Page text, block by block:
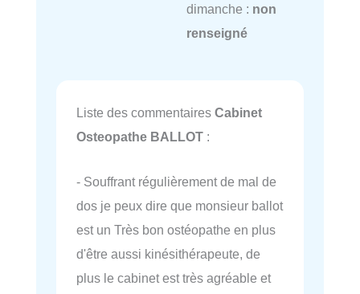
dimanche : non
renseigné
Liste des commentaires Cabinet
Osteopathe BALLOT :
- Souffrant régulièrement de mal de
dos je peux dire que monsieur ballot
est un Très bon ostéopathe en plus
d'être aussi kinésithérapeute, de
plus le cabinet est très agréable et